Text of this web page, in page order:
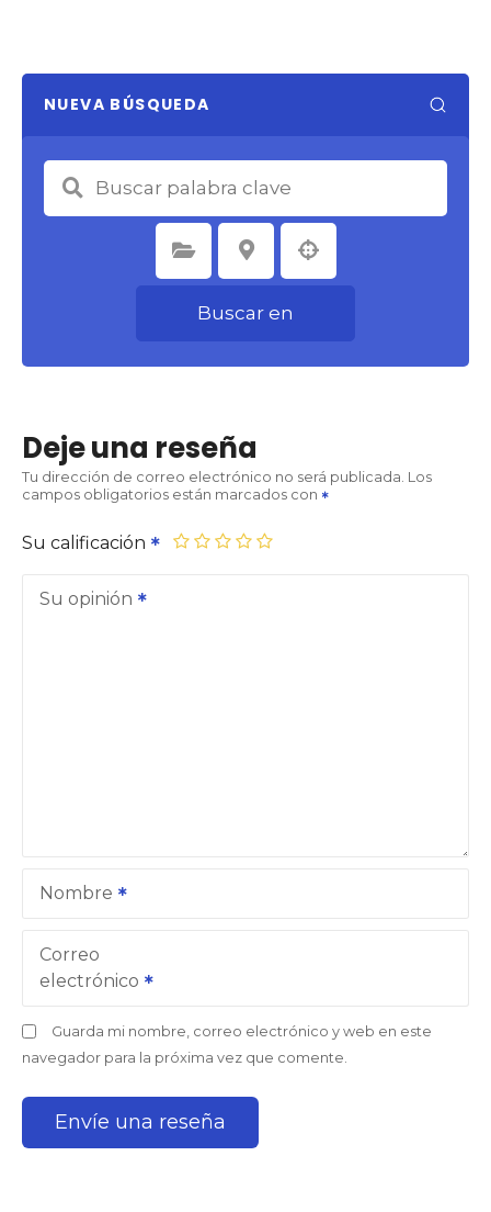
NUEVA BÚSQUEDA
Seleccione la categoría Seleccione la ubicación
Buscar en
Deje una reseña
Tu dirección de correo electrónico no será publicada. Los
campos obligatorios están marcados con
Su calificación
Su opinión
Nombre
Correo
electrónico
Guarda mi nombre, correo electrónico y web en este
navegador para la próxima vez que comente.